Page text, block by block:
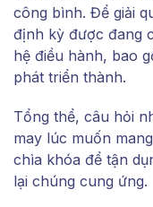
công bình. Để giải
định kỳ được đang
hệ điều hành, bao
phát triển thành.
Tổng thể, câu hỏi
may lúc muốn
chìa khóa để tận
lại chúng cung ứng.